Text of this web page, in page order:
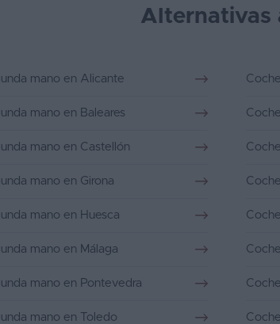
Alternativas
mano en Alicante
mano en Baleares
mano en Castellón
mano en Girona
mano en Huesca
mano en Málaga
mano en Pontevedra
mano en Toledo